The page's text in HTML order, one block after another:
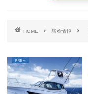
HOME 新着情報